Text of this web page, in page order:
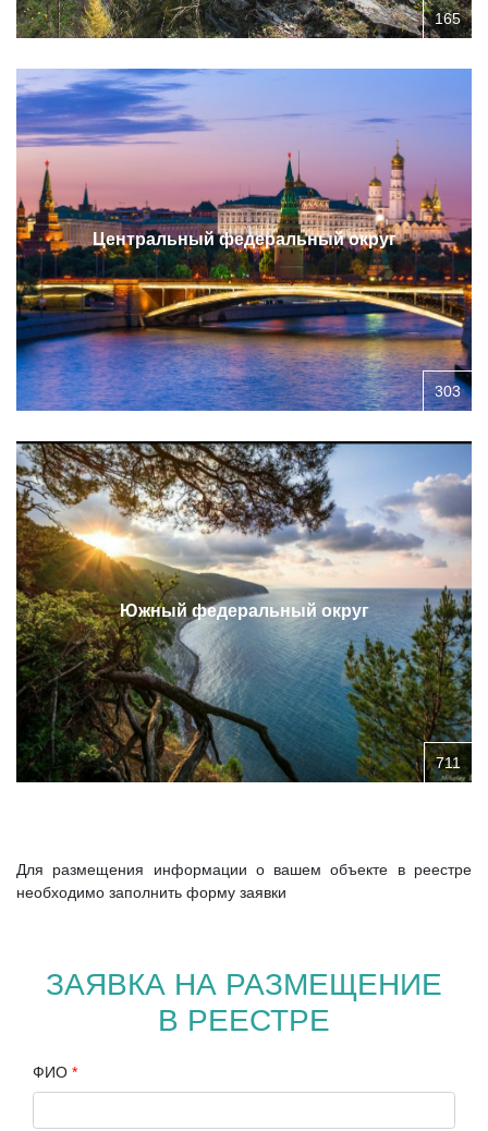
165
Центральный федеральный округ
303
Южный федеральный округ
711
Для размещения информации о вашем объекте в реестре
необходимо заполнить форму заявки
ЗАЯВКА НА РАЗМЕЩЕНИЕ
В РЕЕСТРЕ
ФИО *